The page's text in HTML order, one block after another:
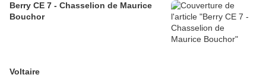
Berry CE 7 - Chasselion de Maurice
Bouchor
Voltaire